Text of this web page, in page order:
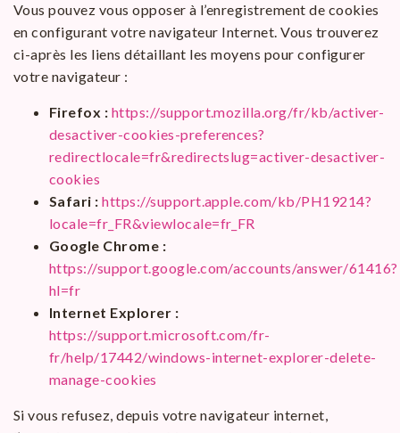
Vous pouvez vous opposer à l’enregistrement de cookies
en configurant votre navigateur Internet. Vous trouverez
ci-après les liens détaillant les moyens pour configurer
votre navigateur :
Firefox : https://support.mozilla.org/fr/kb/activer-
desactiver-cookies-preferences?
redirectlocale=fr&redirectslug=activer-desactiver-
cookies
Safari : https://support.apple.com/kb/PH19214?
locale=fr_FR&viewlocale=fr_FR
Google Chrome :
https://support.google.com/accounts/answer/61416?
hl=fr
Internet Explorer :
https://support.microsoft.com/fr-
fr/help/17442/windows-internet-explorer-delete-
manage-cookies
Si vous refusez, depuis votre navigateur internet,